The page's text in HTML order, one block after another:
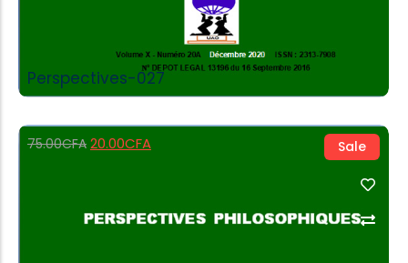
Perspectives-027
Sale
75.00CFA 20.00CFA